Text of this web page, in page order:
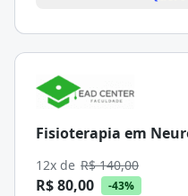
Fisioterapia em
12x de R$ 140,00
R$ 80,00
-43%